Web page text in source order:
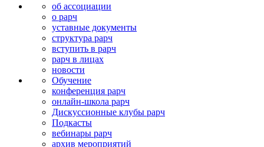
об ассоциации
о рарч
уставные документы
структура рарч
вступить в рарч
рарч в лицах
новости
Обучение
конференция рарч
онлайн-школа рарч
Дискуссионные клубы рарч
Подкасты
вебинары рарч
архив мероприятий